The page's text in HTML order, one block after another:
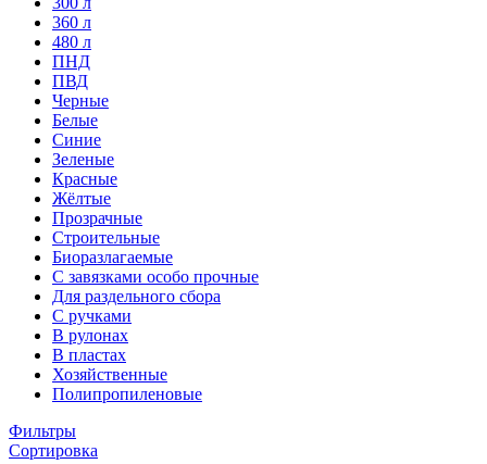
360 л
480 л
ПНД
ПВД
Черные
Белые
Синие
Зеленые
Красные
Жёлтые
Прозрачные
Строительные
Биоразлагаемые
С завязками особо прочные
Для раздельного сбора
С ручками
В рулонах
В пластах
Хозяйственные
Полипропиленовые
Фильтры
Сортировка